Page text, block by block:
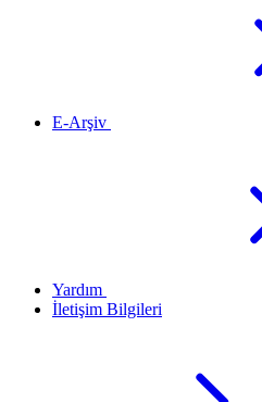
E-Arşiv
Yardım
İletişim Bilgileri